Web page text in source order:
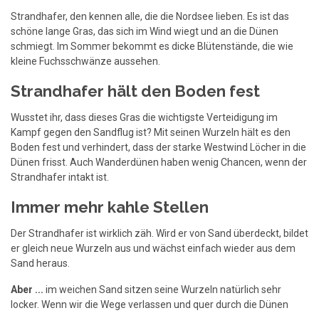
Strandhafer, den kennen alle, die die Nordsee lieben. Es ist das
schöne lange Gras, das sich im Wind wiegt und an die Dünen
schmiegt. Im Sommer bekommt es dicke Blütenstände, die wie
kleine Fuchsschwänze aussehen.
Strandhafer hält den Boden fest
Wusstet ihr, dass dieses Gras die wichtigste Verteidigung im
Kampf gegen den Sandflug ist? Mit seinen Wurzeln hält es den
Boden fest und verhindert, dass der starke Westwind Löcher in die
Dünen frisst. Auch Wanderdünen haben wenig Chancen, wenn der
Strandhafer intakt ist.
Immer mehr kahle Stellen
Der Strandhafer ist wirklich zäh. Wird er von Sand überdeckt, bildet
er gleich neue Wurzeln aus und wächst einfach wieder aus dem
Sand heraus.
Aber ... im weichen Sand sitzen seine Wurzeln natürlich sehr
locker. Wenn wir die Wege verlassen und quer durch die Dünen